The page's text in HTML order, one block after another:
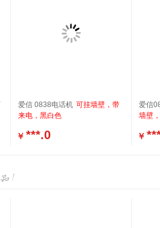
爱信 0838电话机 可挂墙壁，带
来电，黑白色
￥ ***.0
爱信
墙壁
￥